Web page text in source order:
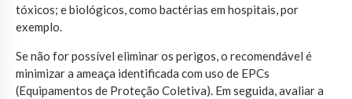
tóxicos; e biológicos, como bactérias em hospitais, por
exemplo.
Se não for possível eliminar os perigos, o recomendável é
minimizar a ameaça identificada com uso de EPCs
(Equipamentos de Proteção Coletiva). Em seguida, avaliar a